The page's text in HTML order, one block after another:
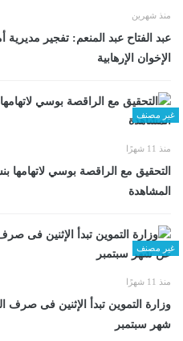
منذ شهرين
عبد الفتاح عبد المنعم: تفجير
الإخوان الإرهابية
غير مصنف
منذ 11 شهرًا
التحقيق مع الراقصة بوسي لاتهامها
المشاهدة
غير مصنف
منذ 11 شهرًا
وزارة التموين تبدأ الإثنين فى
شهر سبتمبر